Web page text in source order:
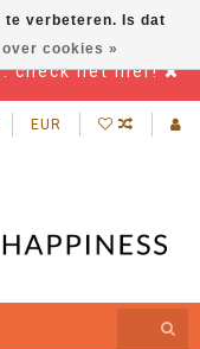
check het hier!
EUR
te verbeteren. Is dat
over cookies »